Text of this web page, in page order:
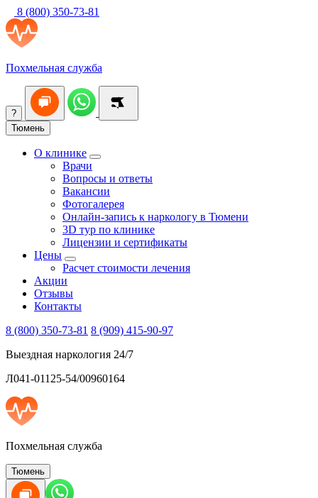
8 (800) 350-73-81
Похмельная служба
?
Тюмень
О клинике
Врачи
Вопросы и ответы
Вакансии
Фотогалерея
Онлайн-запись к наркологу в Тюмени
3D тур по клинике
Лицензии и сертификаты
Цены
Расчет стоимости лечения
Акции
Отзывы
Контакты
8 (800) 350-73-81 8 (909) 415-90-97
Выездная наркология 24/7
Л041-01125-54/00960164
Похмельная служба
Тюмень